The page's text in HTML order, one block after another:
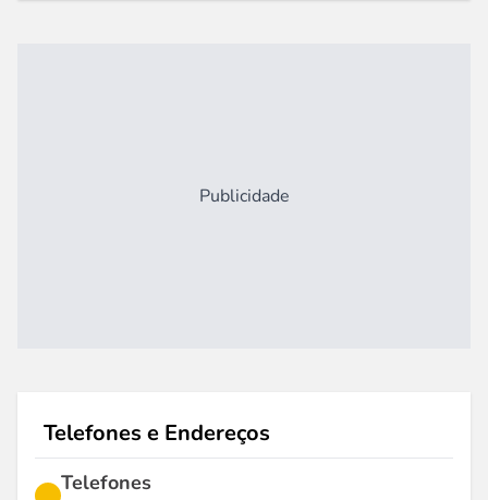
Publicidade
Telefones e Endereços
Telefones